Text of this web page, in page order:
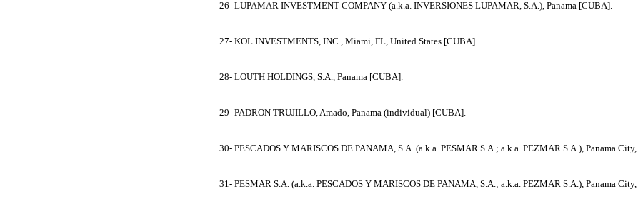
26- LUPAMAR INVESTMENT COMPANY (a.k.a. INVERSIONES LUPAMAR, S.A.), Panama [CUBA].
27- KOL INVESTMENTS, INC., Miami, FL, United States [CUBA].
28- LOUTH HOLDINGS, S.A., Panama [CUBA].
29- PADRON TRUJILLO, Amado, Panama (individual) [CUBA].
30- PESCADOS Y MARISCOS DE PANAMA, S.A. (a.k.a. PESMAR S.A.; a.k.a. PEZMAR S.A.), Panama
31- PESMAR S.A. (a.k.a. PESCADOS Y MARISCOS DE PANAMA, S.A.; a.k.a. PEZMAR S.A.), Panama